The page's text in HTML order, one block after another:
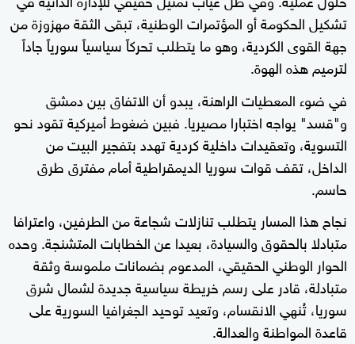
تشكيل الحكومة أو المؤتمرات الوطنية، تبقى الثقة مهزوزة من
جهة القوى الكردية، وهو ما يتطلب تحركاً سياسياً سورياً جاداً
لترميم هذه الهوة.
في ضوء المعطيات الراهنة، يبدو أن الاتفاق بين دمشق
و"قسد" يواجه اختبارا مصيريا. فبين ضغوط أميركية تقود نحو
التسوية، وتعقيدات داخلية كردية تهدد بتفجير البيت من
الداخل، تقف قوات سوريا الديمقراطية أمام مفترق طرق
حاسم.
نجاح هذا المسار يتطلب تنازلات شجاعة من الطرفين، واعترافا
متبادلا بالحقوق والسيادة، بعيدا عن الخطابات المتشنجة. وحده
الحوار الوطني الحقيقي، المدعوم بضمانات ملموسة وثقة
متبادلة، قادر على رسم خريطة سياسية جديدة لشمال شرق
سوريا، تُنهي الانقسام، وتعيد توحيد الجغرافيا السورية على
قاعدة المواطنة والعدالة.